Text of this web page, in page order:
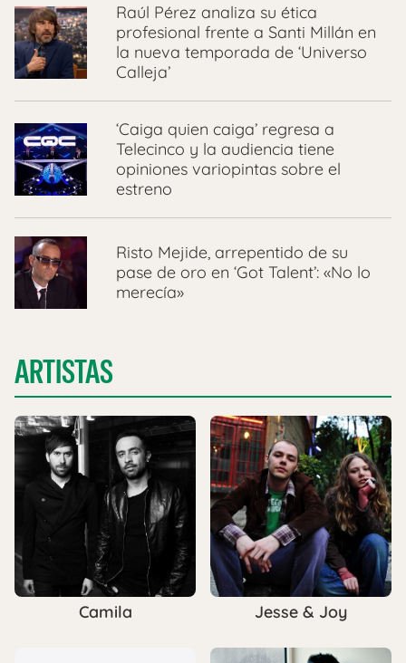
Raúl Pérez analiza su ética
profesional frente a Santi Millán en
la nueva temporada de ‘Universo
Calleja’
‘Caiga quien caiga’ regresa a
Telecinco y la audiencia tiene
opiniones variopintas sobre el
estreno
Risto Mejide, arrepentido de su
pase de oro en ‘Got Talent’: «No lo
merecía»
ARTISTAS
Camila Jesse & Joy